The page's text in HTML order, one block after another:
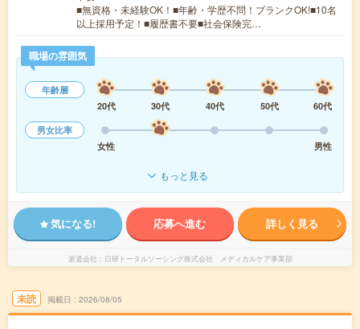
■無資格・未経験OK！■年齢・学歴不問！ブランクOK!■10名
以上採用予定！■履歴書不要■社会保険完…
職場の雰囲気
年齢層
20代
30代 40代 50代
60代
男女比率
女性
男性
もっと見る
気になる! 応募へ進む 詳しく見る
派遣会社 日研トータルソーシング株式会社 メディカルケア事業部
未読 掲載日 2026/08/05